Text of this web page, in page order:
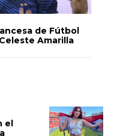
de Fútbol
Amarilla
el